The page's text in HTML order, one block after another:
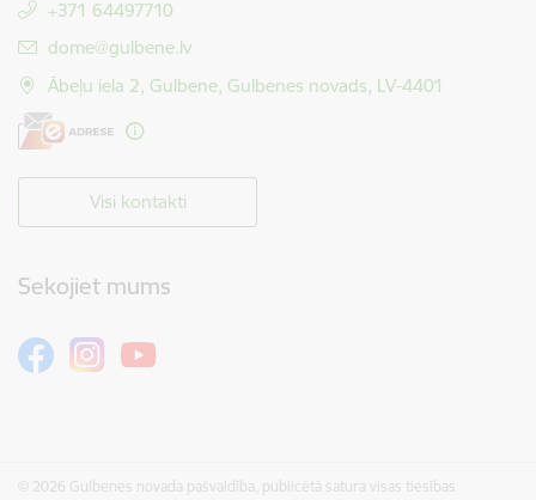
+371 64497710
E-pasts:
dome@gulbene.lv
Ābeļu iela 2, Gulbene, Gulbenes novads, LV-4401
Visi kontakti
Sekojiet mums
© 2026 Gulbenes novada pašvaldība, publicētā satura visas tiesības